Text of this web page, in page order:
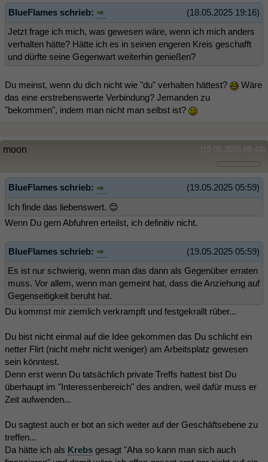
(18.05.2025 19:16)
BlueFlames schrieb:
Jetzt frage ich mich, was gewesen wäre, wenn ich mich anders
verhalten hätte? Hätte ich es in seinen engeren Kreis geschafft
und dürfte seine Gegenwart weiterhin genießen?
Du meinst, wenn du dich nicht wie "du" verhalten hättest?
Wäre
das eine erstrebenswerte Verbindung? Jemanden zu
"bekommen", indem man nicht man selbst ist?
(19.05.2025 08:44)
moon
(19.05.2025 05:59)
BlueFlames schrieb:
Ich finde das liebenswert. 😊
Wenn Du gern Abfuhren erteilst, ich definitiv nicht.
(19.05.2025 05:59)
BlueFlames schrieb:
Es ist nur schwierig, wenn man das dann als Gegenüber erraten
muss. Vor allem, wenn man gemeint hat, dass die Anziehung auf
Gegenseitigkeit beruht hat.
Du kommst mir ziemlich verkrampft und festgekrallt rüber...
Du bist nicht einmal auf die Idee gekommen das Du schlicht ein
netter Flirt (nicht mehr nicht weniger) am Arbeitsplatz gewesen
sein könntest.
Denn erst wenn Du tatsächlich private Treffs hattest bist Du
überhaupt im "Interessenbereich" des andren, weil dafür muss er
Zeit aufwenden...
Du sagtest auch er bot an sich weiter auf der Geschäftsebene zu
treffen...
Da hätte ich als Krebs gesagt "Aha so kann man sich auch